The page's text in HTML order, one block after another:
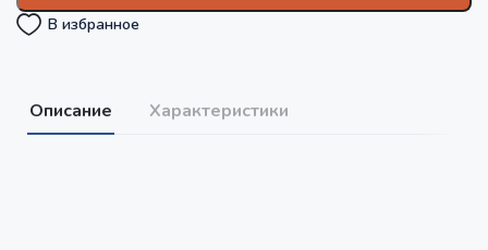
В избранное
Описание Характеристики